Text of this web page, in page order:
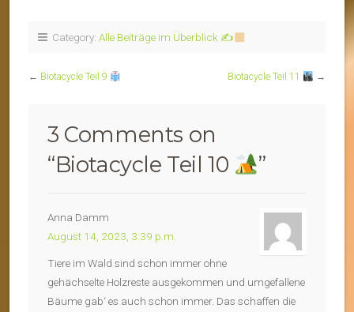
Category: Alle Beiträge im Überblick ✍
← Biotacycle Teil 9 Biotacycle Teil 11 →
3 Comments on
“Biotacycle Teil 10 ”
Anna Damm
August 14, 2023, 3:39 p.m.
Tiere im Wald sind schon immer ohne
gehächselte Holzreste ausgekommen und umgefallene
Bäume gab‘ es auch schon immer. Das schaffen die